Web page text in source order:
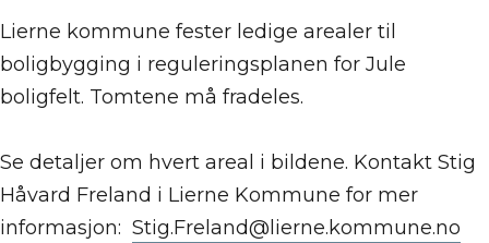
Lierne kommune fester ledige arealer til
boligbygging i reguleringsplanen for Jule
boligfelt. Tomtene må fradeles.
Se detaljer om hvert areal i bildene. Kontakt Stig
Håvard Freland i Lierne Kommune for mer
informasjon: Stig.Freland@lierne.kommune.no